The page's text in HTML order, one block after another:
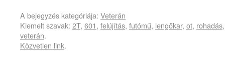
A bejegyzés kategóriája: Veterán
Kiemelt szavak: 2T, 601, felújítás, futómű, lengőkar, ot, rohadás
veterán.
Közvetlen link.